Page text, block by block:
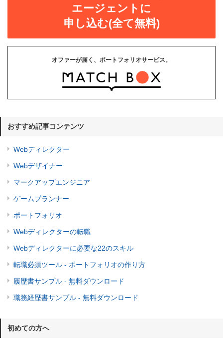
エージェントに
申し込む(全て無料)
オファーが届く、ポートフォリオサービス。
おすすめ記事コンテンツ
Webディレクター
Webデザイナー
マークアップエンジニア
ゲームプランナー
ポートフォリオ
Webディレクターの転職
Webディレクターに必要な22のスキル
転職必須ツール - ポートフォリオの作り方
履歴書サンプル - 無料ダウンロード
職務経歴書サンプル - 無料ダウンロード
初めての方へ